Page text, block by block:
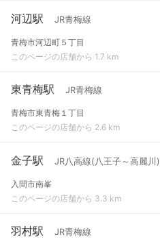
河辺駅 JR青梅線
青梅市河辺町５丁目
このページの店舗から 1.7 km
東青梅駅 JR青梅線
青梅市東青梅１丁目
このページの店舗から 2.6 km
金子駅 JR八高線(八王子～高麗川)
入間市南峯
このページの店舗から 3.3 km
羽村駅 JR青梅線